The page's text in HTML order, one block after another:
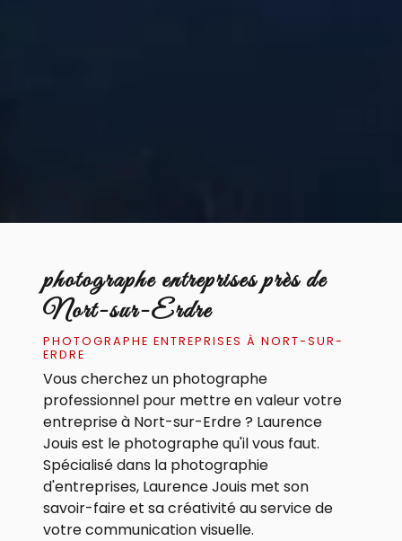
photographe entreprises près de
Nort-sur-Erdre
PHOTOGRAPHE ENTREPRISES À NORT-SUR-
ERDRE
Vous cherchez un photographe
professionnel pour mettre en valeur votre
entreprise à Nort-sur-Erdre ? Laurence
Jouis est le photographe qu'il vous faut.
Spécialisé dans la photographie
d'entreprises, Laurence Jouis met son
savoir-faire et sa créativité au service de
votre communication visuelle.